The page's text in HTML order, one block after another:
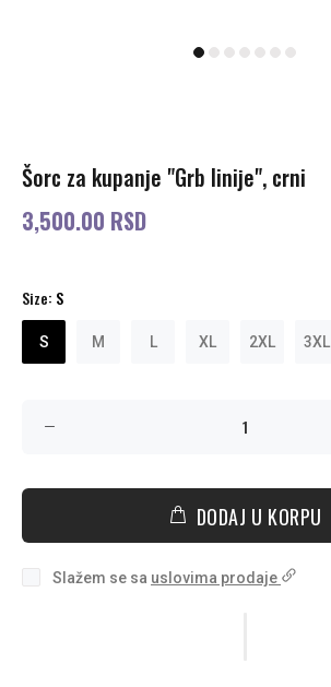
Šorc za kupanje "Grb linije", crni
3,500.00 RSD
Size: S
S M L XL 2XL 3XL
DODAJ U KORPU
Slažem se sa uslovima prodaje